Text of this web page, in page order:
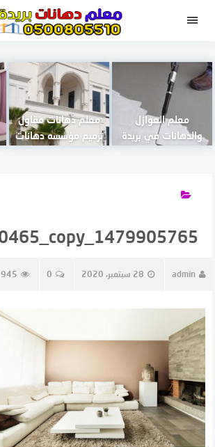
القائمة
معلم العوازل
والدهانات في بريدة
معلم دهانات مقاول
ترميم مؤسسه دهانات
1479905765_shutterstock_160490465_copy
admin 28 سبتمبر، 2020 0
945